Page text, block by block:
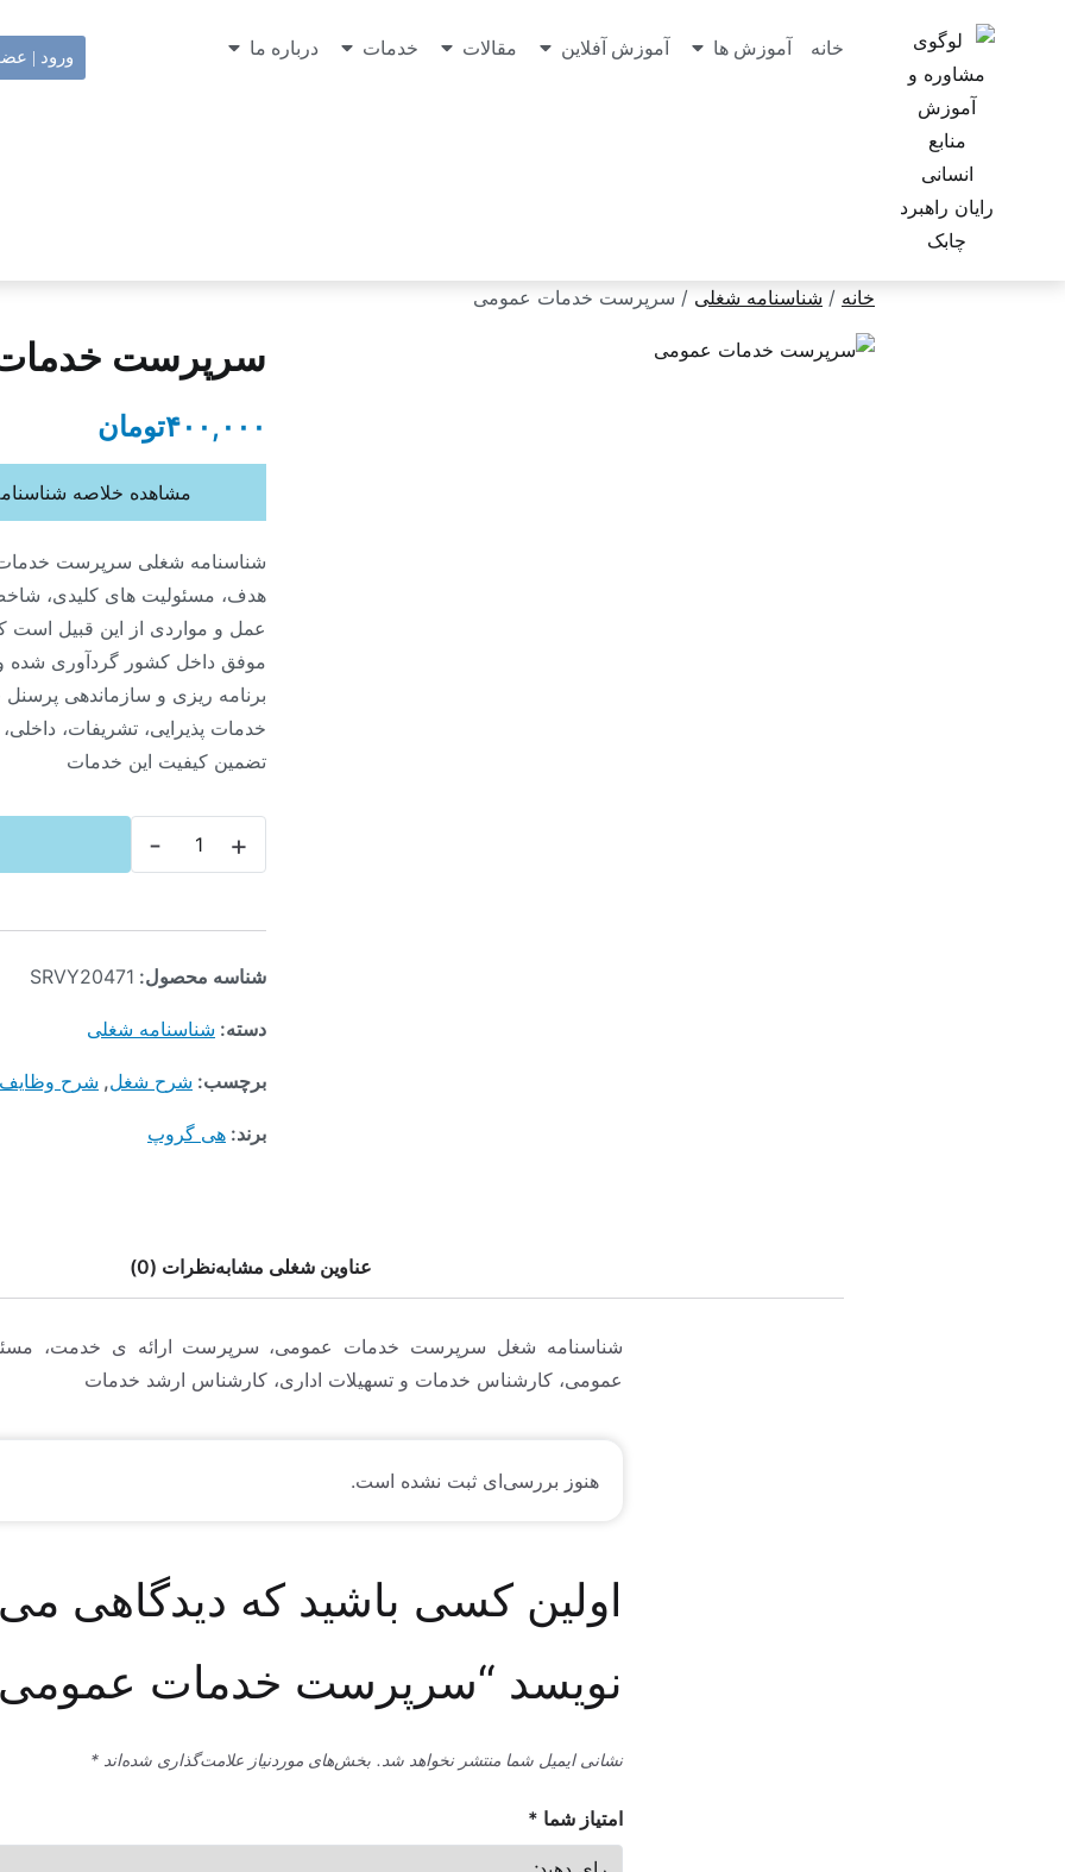
خانه آموزش ها آموزش آفلاین مقالات خدمات درباره ما ورود |
خانه / شناسنامه شغلی / سرپرست خدمات عمومی
سرپرست
۴۰۰,۰۰۰تومان
شناسنامه شغلی سرپرست
هدف، مسئولیت های کلیدی،
عمل و مواردی از این قبیل است
موفق داخل کشور گردآوری شده
برنامه ریزی و سازماندهی
خدمات پذیرایی، تشریفات،
تضمین کیفیت این خدمات
مشاهده خلاصه
- +
شناسه محصول: SRVY20471
دسته: شناسنامه شغلی
برچسب: شرح شغل, شرح وظایف
برند: هی گروپ
عناوین شغلی مشابهنظرات (0)
شناسنامه شغل سرپرست خدمات عمومی، سرپرست ارائه ی خدمت،
عمومی، کارشناس خدمات و تسهیلات اداری، کارشناس ارشد خدمات
هنوز بررسی‌ای ثبت نشده است.
اولین کسی باشید که دیدگاهی می
نویسد “سرپرست خدمات
نشانی ایمیل شما منتشر نخواهد شد. بخش‌های موردنیاز علامت‌گذاری شده‌اند *
امتیاز شما *